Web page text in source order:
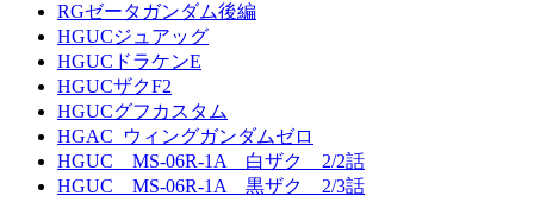
RGゼータガンダム後編
HGUCジュアッグ
HGUCドラケンE
HGUCザクF2
HGUCグフカスタム
HGAC_ウィングガンダムゼロ
HGUC MS-06R-1A 白ザク 2/2話
HGUC MS-06R-1A 黒ザク 2/3話